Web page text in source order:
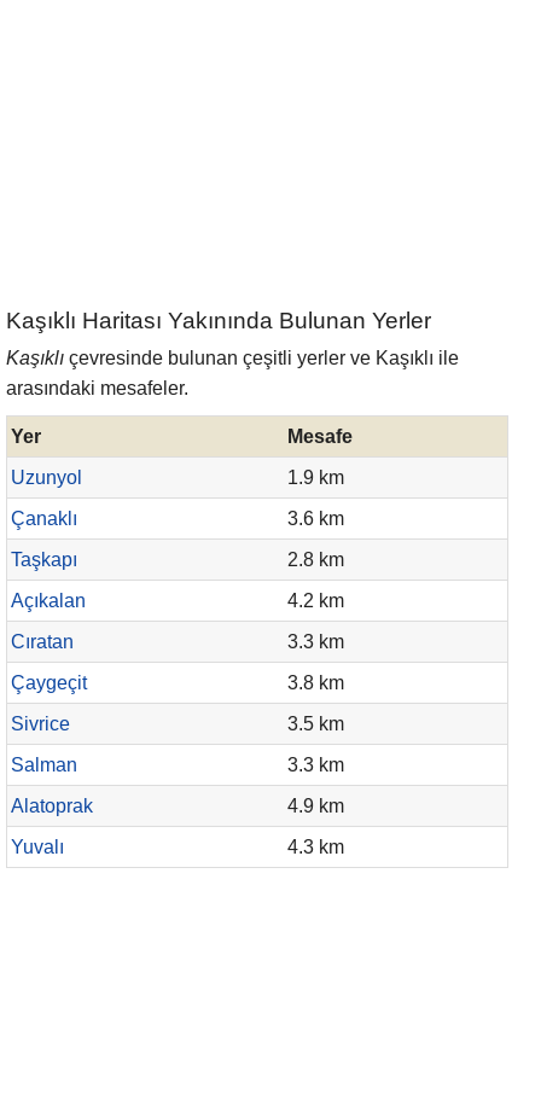
Kaşıklı Haritası Yakınında Bulunan Yerler
Kaşıklı çevresinde bulunan çeşitli yerler ve Kaşıklı ile
arasındaki mesafeler.
Yer
Mesafe
Uzunyol
1.9 km
Çanaklı
3.6 km
Taşkapı
2.8 km
Açıkalan
4.2 km
Cıratan
3.3 km
Çaygeçit
3.8 km
Sivrice
3.5 km
Salman
3.3 km
Alatoprak
4.9 km
Yuvalı
4.3 km